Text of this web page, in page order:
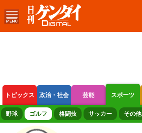
トピックス 政治・社会 芸能 スポーツ
ボートレース 競輪 オートレース
野球 ゴルフ 格闘技 サッカー その他